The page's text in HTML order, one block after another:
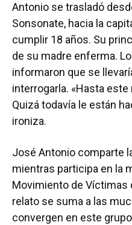
Antonio se trasladó
Sonsonate, hacia la
cumplir 18 años. Su
de su madre enferma.
informaron que se
interrogarla. «Hasta
Quizá todavía le están
ironiza.
José Antonio comparte
mientras participa en la
Movimiento de Víctimas
relato se suma a las
convergen en este